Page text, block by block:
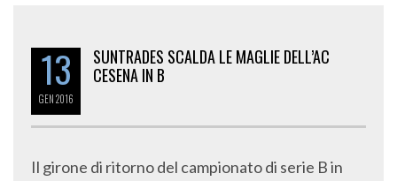
13
GEN2016
SUNTRADES SCALDA LE MAGLIE DELL’AC
CESENA IN B
Il girone di ritorno del campionato di serie B in